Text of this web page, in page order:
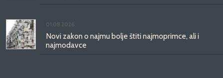
01.08.2026.
Novi zakon o najmu bolje štiti najmoprimce, ali i
najmodavce